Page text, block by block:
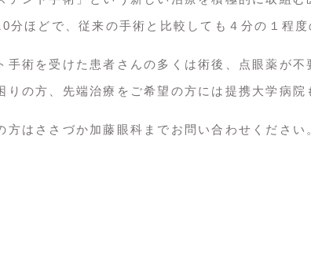
分ほどで、従来の手術と比較しても４分の１程
手術を受けた患者さんの多くは術後、点眼薬が
りの方、先端治療をご希望の方には提携大学病院
方はささづか加藤眼科までお問い合わせください